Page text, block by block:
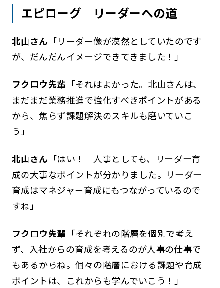
エピローグ リーダーへの道
北山さん 「リーダー像が漠然としていたのです
が、だんだんイメージできてきました！」
フクロウ先輩 「それはよかった。北山さんは、
まだまだ業務推進で強化すべきポイントがある
から、焦らず課題解決のスキルも磨いていこ
う」
北山さん 「はい！ 人事としても、リーダー育
成の大事なポイントが分かりました。リーダー
育成はマネジャー育成にもつながっているので
すね」
フクロウ先輩 「それぞれの階層を個別で考え
ず、入社からの育成を考えるのが人事の仕事で
もあるからね。個々の階層における課題や育成
ポイントは、これからも学んでいこう！」